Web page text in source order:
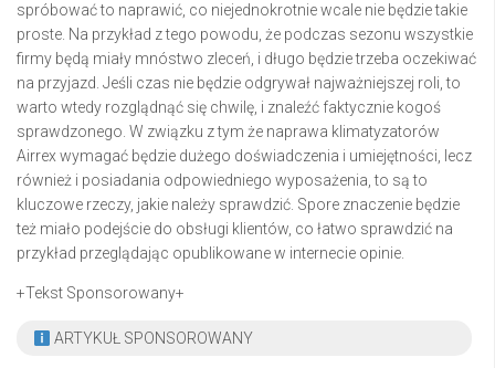
spróbować to naprawić, co niejednokrotnie wcale nie będzie takie
proste. Na przykład z tego powodu, że podczas sezonu wszystkie
firmy będą miały mnóstwo zleceń, i długo będzie trzeba oczekiwać
na przyjazd. Jeśli czas nie będzie odgrywał najważniejszej roli, to
warto wtedy rozglądnąć się chwilę, i znaleźć faktycznie kogoś
sprawdzonego. W związku z tym że naprawa klimatyzatorów
Airrex wymagać będzie dużego doświadczenia i umiejętności, lecz
również i posiadania odpowiedniego wyposażenia, to są to
kluczowe rzeczy, jakie należy sprawdzić. Spore znaczenie będzie
też miało podejście do obsługi klientów, co łatwo sprawdzić na
przykład przeglądając opublikowane w internecie opinie.
+Tekst Sponsorowany+
ARTYKUŁ SPONSOROWANY